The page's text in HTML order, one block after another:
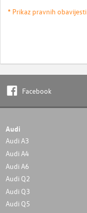
* Prikaz pravnih obavijesti
Facebook
Audi
Audi A3
Audi A4
Audi A6
Audi Q2
Audi Q3
Audi Q5